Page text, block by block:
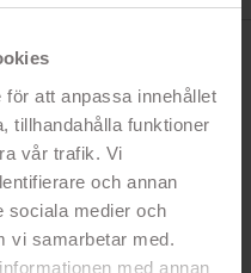
att anpassa innehållet
tillhandahålla funktioner
vår trafik. Vi
och annan
sociala medier och
vi samarbetar med.
med annan
med 32 fack
koll på dina
håller du ordning